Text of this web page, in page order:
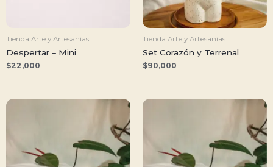
Tienda Arte y Artesanías
Despertar – Mini
$22,000
Tienda Arte y Artesanías
Set Corazón y Terrenal
$90,000